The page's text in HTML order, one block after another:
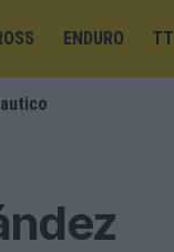
ENDURO TT